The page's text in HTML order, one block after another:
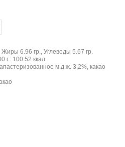
Жиры 6.96 гр., Углеводы 5.67 гр.
г.: 100.52 ккал
м.д.ж. 3,2%, какао